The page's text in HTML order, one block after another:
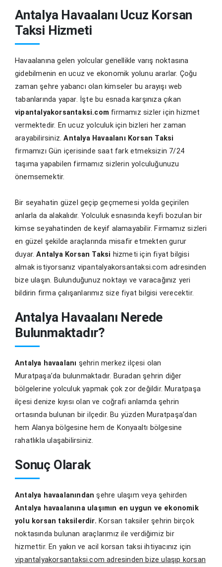
Antalya Havaalanı Ucuz Korsan
Taksi Hizmeti
Havaalanına gelen yolcular genellikle varış noktasına
gidebilmenin en ucuz ve ekonomik yolunu ararlar. Çoğu
zaman şehre yabancı olan kimseler bu arayışı web
tabanlarında yapar. İşte bu esnada karşınıza çıkan
vipantalyakorsantaksi.com firmamız sizler için hizmet
vermektedir. En ucuz yolculuk için bizleri her zaman
arayabilirsiniz.Antalya Havaalanı Korsan Taksi
firmamızı Gün içerisinde saat fark etmeksizin 7/24
taşıma yapabilen firmamız sizlerin yolculuğunuzu
önemsemektir.
Bir seyahatin güzel geçip geçmemesi yolda geçirilen
anlarla da alakalıdır. Yolculuk esnasında keyfi bozulan bir
kimse seyahatinden de keyif alamayabilir. Firmamız sizleri
en güzel şekilde araçlarında misafir etmekten gurur
duyar.Antalya Korsan Taksi hizmeti için fiyat bilgisi
almak istiyorsanız vipantalyakorsantaksi.com adresinden
bize ulaşın. Bulunduğunuz noktayı ve varacağınız yeri
bildirin firma çalışanlarımız size fiyat bilgisi verecektir.
Antalya Havaalanı Nerede
Bulunmaktadır?
Antalya havaalanı şehrin merkez ilçesi olan
Muratpaşa’da bulunmaktadır. Buradan şehrin diğer
bölgelerine yolculuk yapmak çok zor değildir. Muratpaşa
ilçesi denize kıyısı olan ve coğrafi anlamda şehrin
ortasında bulunan bir ilçedir. Bu yüzden Muratpaşa’dan
hem Alanya bölgesine hem de Konyaaltı bölgesine
rahatlıkla ulaşabilirsiniz.
Sonuç Olarak
Antalya havaalanından şehre ulaşım veya şehirden
Antalya havaalanına ulaşımın en uygun ve ekonomik
yolu korsan taksilerdir. Korsan taksiler şehrin birçok
noktasında bulunan araçlarımız ile verdiğimiz bir
hizmettir. En yakın ve acil korsan taksi ihtiyacınız için
vipantalyakorsantaksi.com adresinden bize ulaşıp korsan